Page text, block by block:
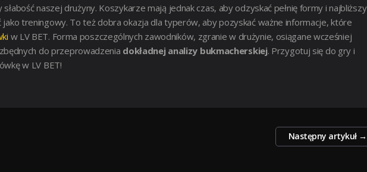
naszej drużyny. Koszykarze mają jednak czas, aby odzyskać pełnię formy i najbliższy
treningowy. To też dobra okazja dla typerów, aby pozyskać ważne informacje, które
w LV BET. Forma poszczególnych zawodników, zgranie w drużynie, osiągane wcześniej
do przeprowadzenia dokładnej analizy bukmacherskiej. Przygotuj się do gry i
w LV BET!
Następny artykuł →